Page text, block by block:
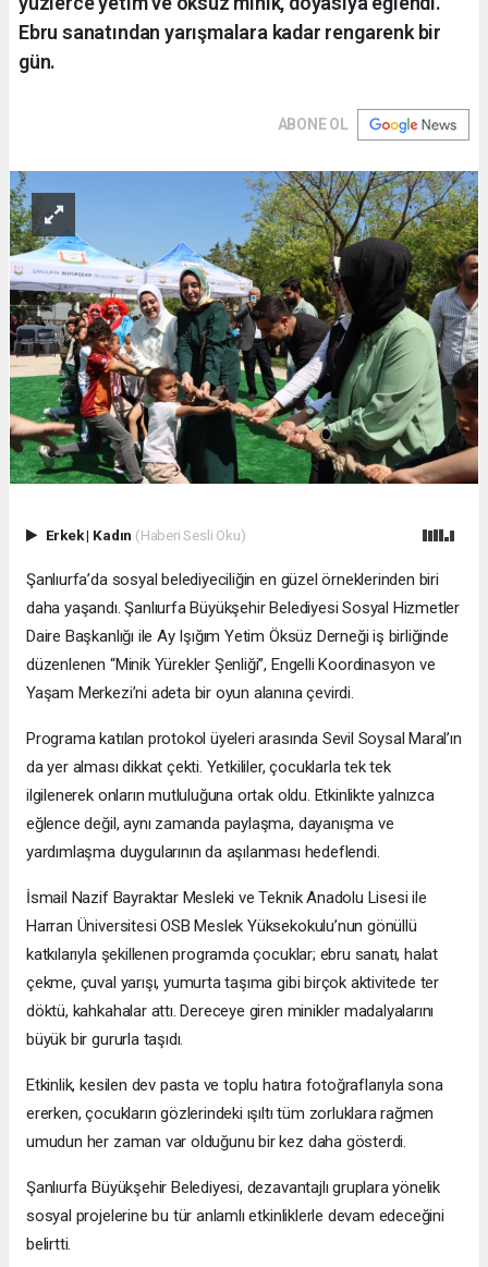
Ebru sanatından yarışmalara kadar rengarenk bir
gün.
ABONE OL
Erkek| Kadın (Haberi Sesli Oku)
Şanlıurfa’da sosyal belediyeciliğin en güzel örneklerinden biri
daha yaşandı. Şanlıurfa Büyükşehir Belediyesi Sosyal Hizmetler
Daire Başkanlığı ile Ay Işığım Yetim Öksüz Derneği iş birliğinde
düzenlenen “Minik Yürekler Şenliği”, Engelli Koordinasyon ve
Yaşam Merkezi’ni adeta bir oyun alanına çevirdi.
Programa katılan protokol üyeleri arasında Sevil Soysal Maral’ın
da yer alması dikkat çekti. Yetkililer, çocuklarla tek tek
ilgilenerek onların mutluluğuna ortak oldu. Etkinlikte yalnızca
eğlence değil, aynı zamanda paylaşma, dayanışma ve
yardımlaşma duygularının da aşılanması hedeflendi.
İsmail Nazif Bayraktar Mesleki ve Teknik Anadolu Lisesi ile
Harran Üniversitesi OSB Meslek Yüksekokulu’nun gönüllü
katkılarıyla şekillenen programda çocuklar; ebru sanatı, halat
çekme, çuval yarışı, yumurta taşıma gibi birçok aktivitede ter
döktü, kahkahalar attı. Dereceye giren minikler madalyalarını
büyük bir gururla taşıdı.
Etkinlik, kesilen dev pasta ve toplu hatıra fotoğraflarıyla sona
ererken, çocukların gözlerindeki ışıltı tüm zorluklara rağmen
umudun her zaman var olduğunu bir kez daha gösterdi.
Şanlıurfa Büyükşehir Belediyesi, dezavantajlı gruplara yönelik
sosyal projelerine bu tür anlamlı etkinliklerle devam edeceğini
belirtti.